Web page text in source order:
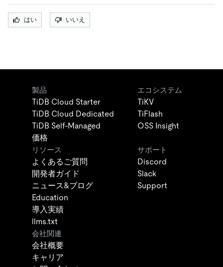
はい いいえ
製品
TiDB Cloud Starter
TiDB Cloud Dedicated
TiDB Self-Managed
価格
エコシステム
TiKV
TiFlash
OSS Insight
リソース
よくあるご質問
開発者ガイド
ニュース&ブログ
Education
導入実績
llms.txt
サポート
Discord
Slack
Support
会社関連
会社概要
キャリア